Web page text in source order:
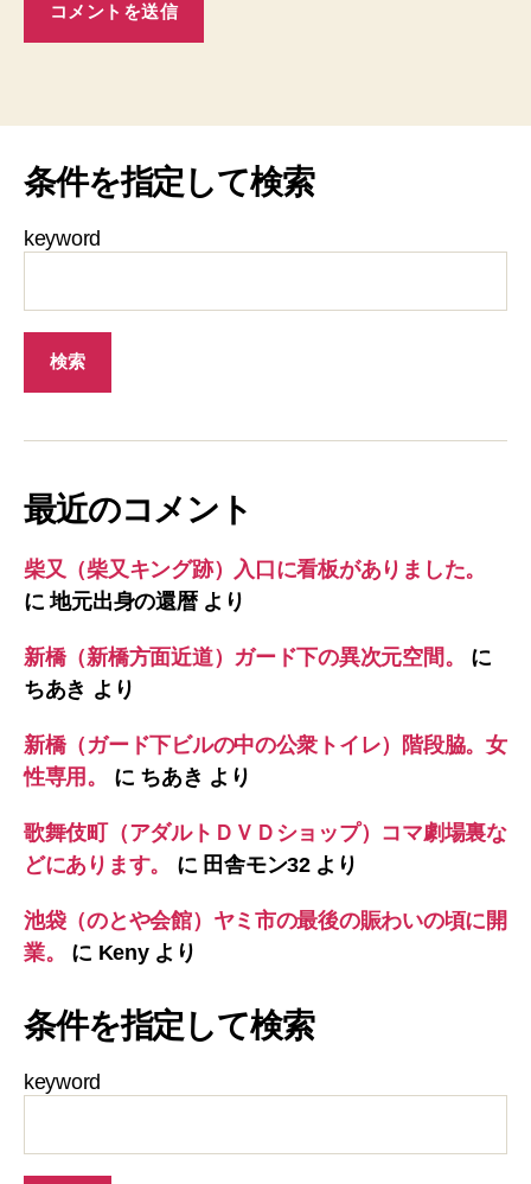
条件を指定して検索
keyword
最近のコメント
柴又（柴又キング跡）入口に看板がありました。
に地元出身の還暦より
新橋（新橋方面近道）ガード下の異次元空間。
に
ちあき より
新橋（ガード下ビルの中の公衆トイレ）階段脇。女
性専用。
に ちあき より
歌舞伎町（アダルトＤＶＤショップ）コマ劇場裏な
どにあります。
に 田舎モン32より
池袋（のとや会館）ヤミ市の最後の賑わいの頃に開
業。
に Kenyより
条件を指定して検索
keyword